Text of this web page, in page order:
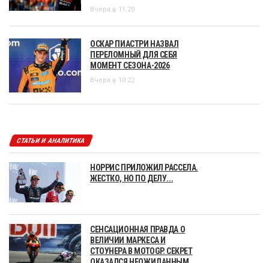
Вчера в 11:20
ОСКАР ПИАСТРИ НАЗВАЛ
ПЕРЕЛОМНЫЙ ДЛЯ СЕБЯ
МОМЕНТ СЕЗОНА-2026
Вчера в 10:22
СТАТЬИ И АНАЛИТИКА
НОРРИС ПРИЛОЖИЛ РАССЕЛА.
ЖЕСТКО, НО ПО ДЕЛУ...
СЕНСАЦИОННАЯ ПРАВДА О
ВЕЛИЧИИ МАРКЕСА И
СТОУНЕРА В MOTOGP. СЕКРЕТ